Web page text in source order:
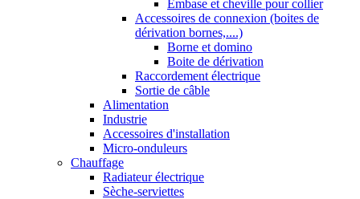
Embase et cheville pour collier
Accessoires de connexion (boites de
dérivation bornes,....)
Borne et domino
Boite de dérivation
Raccordement électrique
Sortie de câble
Alimentation
Industrie
Accessoires d'installation
Micro-onduleurs
Chauffage
Radiateur électrique
Sèche-serviettes